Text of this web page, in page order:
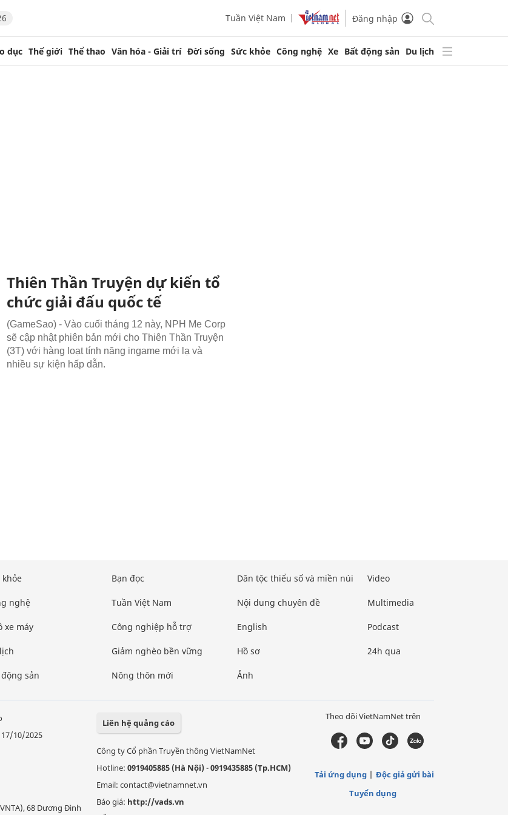
Tuần Việt Nam Đăng nhập
dục Thế giới Thể thao Văn hóa - Giải trí Đời sống Sức khỏe Công nghệ Xe Bất động sản Du lịch
Thiên Thần Truyện dự kiến tổ
chức giải đấu quốc tế
(GameSao) - Vào cuối tháng 12 này, NPH Me Corp
sẽ cập nhật phiên bản mới cho Thiên Thần Truyện
(3T) với hàng loạt tính năng ingame mới lạ và
nhiều sự kiện hấp dẫn.
khỏe
nghệ
xe máy
sản
Bạn đọc
Tuần Việt Nam
Công nghiệp hỗ trợ
Giảm nghèo bền vững
Nông thôn mới
Dân tộc thiểu số và miền núi
Nội dung chuyên đề
English
Hồ sơ
Ảnh
Video
Multimedia
Podcast
24h qua
17/10/2025
68 Dương Đình
Liên hệ quảng cáo
Công ty Cổ phần Truyền thông VietNamNet
Hotline: 0919405885 (Hà Nội)-0919435885 (Tp.HCM)
Email: contact@vietnamnet.vn
Báo giá: http://vads.vn
Theo dõi VietNamNet trên
Tải ứng dụng
Độc giả gửi bài
Tuyển dụng